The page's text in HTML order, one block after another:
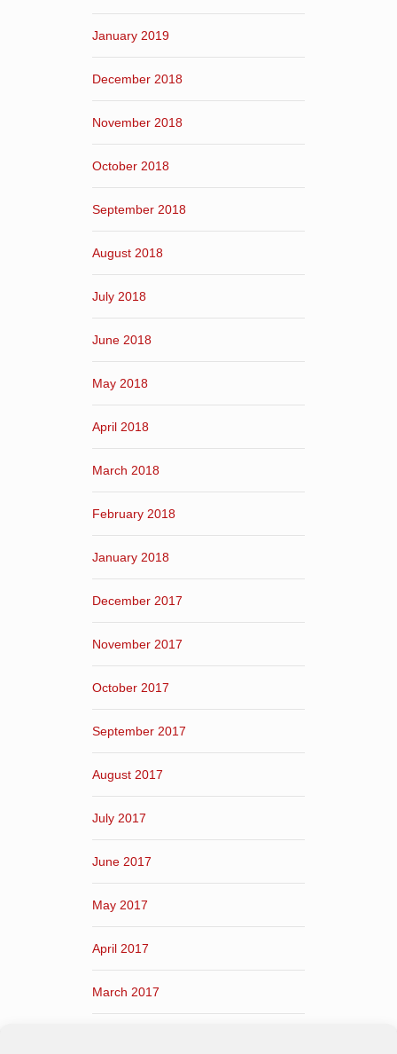
January 2019
December 2018
November 2018
October 2018
September 2018
August 2018
July 2018
June 2018
May 2018
April 2018
March 2018
February 2018
January 2018
December 2017
November 2017
October 2017
September 2017
August 2017
July 2017
June 2017
May 2017
April 2017
March 2017